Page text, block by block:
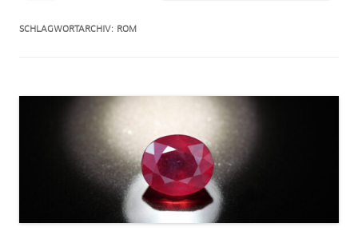
SCHLAGWORTARCHIV: ROM